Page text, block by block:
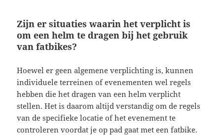
Zijn er situaties waarin het verplicht is
om een helm te dragen bij het gebruik
van fatbikes?
Hoewel er geen algemene verplichting is, kunnen
individuele terreinen of evenementen wel regels
hebben die het dragen van een helm verplicht
stellen. Het is daarom altijd verstandig om de regels
van de specifieke locatie of het evenement te
controleren voordat je op pad gaat met een fatbike.